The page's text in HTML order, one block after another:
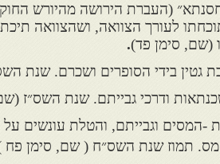
(העברת הירושה מהיורש
לעורך הצוואה, ושהצוואה
(שם, סימן פד).
גטין בידי הסופרים ושכרם. שנת
ודרכי גבייתם. שנת השס״ז
-המסים וגבייתם, והטלת עונשים
מס. תמוז שנת השס״ח ( שם, סימן פח